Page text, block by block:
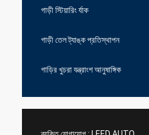
গাড়ী স্টিয়ারিং র্যাক
গাড়ী তেল ট্যাঙ্ক প্রতিস্থাপন
গাড়ির খুচরা যন্ত্রাংশ আনুষাঙ্গিক